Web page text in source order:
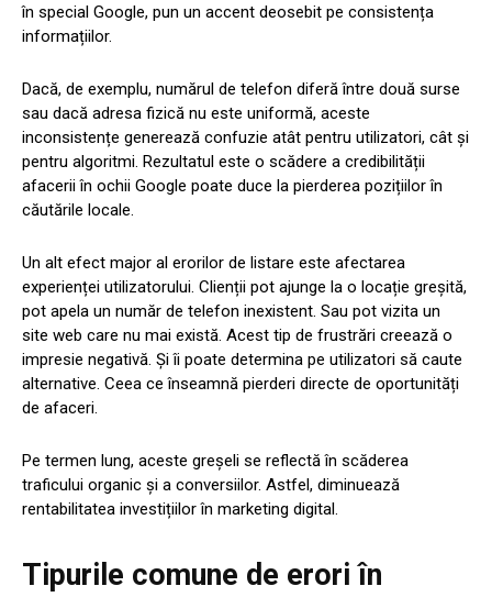
în special Google, pun un accent deosebit pe consistența
informațiilor.
Dacă, de exemplu, numărul de telefon diferă între două surse
sau dacă adresa fizică nu este uniformă, aceste
inconsistențe generează confuzie atât pentru utilizatori, cât și
pentru algoritmi. Rezultatul este o scădere a credibilității
afacerii în ochii Google poate duce la pierderea pozițiilor în
căutările locale.
Un alt efect major al erorilor de listare este afectarea
experienței utilizatorului. Clienții pot ajunge la o locație greșită,
pot apela un număr de telefon inexistent. Sau pot vizita un
site web care nu mai există. Acest tip de frustrări creează o
impresie negativă. Și îi poate determina pe utilizatori să caute
alternative. Ceea ce înseamnă pierderi directe de oportunități
de afaceri.
Pe termen lung, aceste greșeli se reflectă în scăderea
traficului organic și a conversiilor. Astfel, diminuează
rentabilitatea investițiilor în marketing digital.
Tipurile comune de erori în